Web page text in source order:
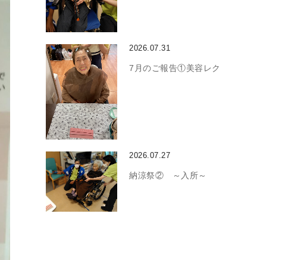
2026.07.31
7月のご報告①美容レク
2026.07.27
納涼祭② ～入所～